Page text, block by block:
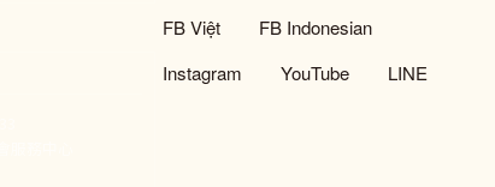
FB Việt
FB Indonesian
Instagram
YouTube LINE